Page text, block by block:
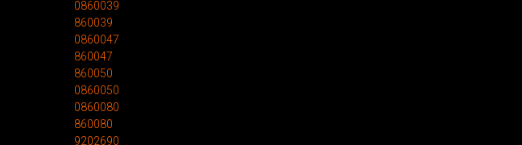
0860039
860039
0860047
860047
860050
0860050
0860080
860080
9202690